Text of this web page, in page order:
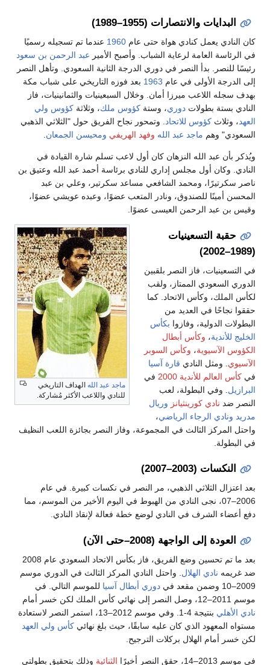
والانتصارات (1955–1989)
يعمل كنادي هواة حتى عام 1960 عندما تم تسجيله رسميًا
العامة لرعاية الشباب. وأصبح الأميرعبد الرحمن بن سعود
بدأ النصر في دوري الدرجة الثانية السعودي. وتأهل النصر
الأولى في عام 1963 بعد فوزه التاريخي على شباب مكة
اللاعب ميرزا أمان. وخلال السبعينيات والثمانينيات، فاز
بستة بطولاتدوري، وستة كؤوس ملك، وثلاثةكؤوس ولي
وثلاثكؤوس للاتحاد. وتمحور نجاح الفريق حول "الثلاثي الذهبي
وهمماجد عبد الله وفهد الهريفي ومحيسن الجمعان.
عبد الله النزهان كان أول لاعب تسلم شارة القيادة في
وكان أول مجلس إداري للنادي برئاسة أحمد عبد الله وعتيق بن
ومحمد الشافعي مساعد سكرتير، وعلي بن عبد
أمينًا للصندوق، ونادر المتعب عضوًا، وعبده عويشي عضوًا،
عبد الرحمن العيسى عضوًا.
ماجد عبد اللهالهداف التاريخي
للنادي واللاعب الأكثر مُشاركة.
التسعينيات
فاز النصر بلقبين
السعودي الممتاز، ولقب
وكأس الاتحاد. كما
في العديد من
الدولية، وفازوابكأس
،وكأس أبطال
الآسيوية، وكأس السوبر
. ومثل الناديقارة آسيا
العالم للأندية 2000
في
. وفي البطولة، لعب
نادي كورينثيانز وريال
ونادي الرجاء الرياضي،
الثالث في المجموعة، وفاز النصر بجائزة اللعب النظيف
(2003–2007)
الثلاثي الذهبي، مر النصر في نكسات كبيرة. في عام
2006–07، نجى النادي من الهبوط في اليوم الأخير من الموسم، مما
الشرف في النادي لوضع خطة فعالة لإنقاذ النادي.
إلى الواجهة (2008–حتى الآن)
بعد ما تم تحسين وضع الفريق، فاز بكأس الاتحاد السعودي عام 2008
نادي الهلال. واحتل النادي المركز الثالث في الدوري موسم
دوري أبطال آسياللموسم التالي. في
بنتيجة 4-1. وفي موسم 2012–13، استمر النصر لاستعادة
المعهود الذي كان عليه سابقًا، حيث بلغ نهائي كأس ولي العهد
أمام الهلال بركلات الترجيح.
النصر أخيرًا الثنائيةوذلك بتحقيق بطولتي